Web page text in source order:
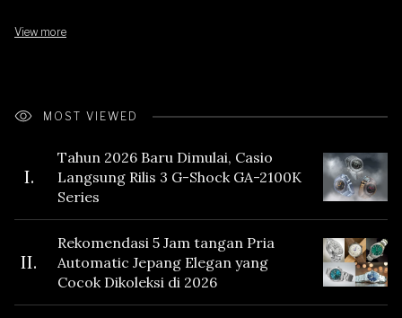
View more
MOST VIEWED
I.
Tahun 2026 Baru Dimulai, Casio
Langsung Rilis 3 G-Shock GA-2100K
Series
II.
Rekomendasi 5 Jam tangan Pria
Automatic Jepang Elegan yang
Cocok Dikoleksi di 2026